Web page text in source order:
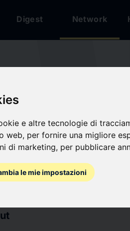
e altre tecnologie di
web, per fornire una migliore
di marketing, per pubblicare
le mie impostazioni
Digest Network
updates